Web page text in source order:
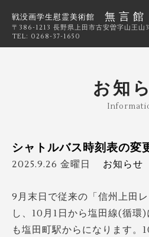
戦没画学生慰霊美術館 無 言 館
〒386-1213 長野県上田市古安曽字山王山
TEL: 0268-37-1650
お知
シャトルバス時刻表の変
2025.9.26 金曜日 お知らせ
9月末日で従来の「信州上田
し、10月1日から塩田線(循環
も塩田町駅からになります。